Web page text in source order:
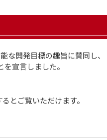
な開発目標の趣旨に賛同し、
宣言しました。
とご覧いただけます。